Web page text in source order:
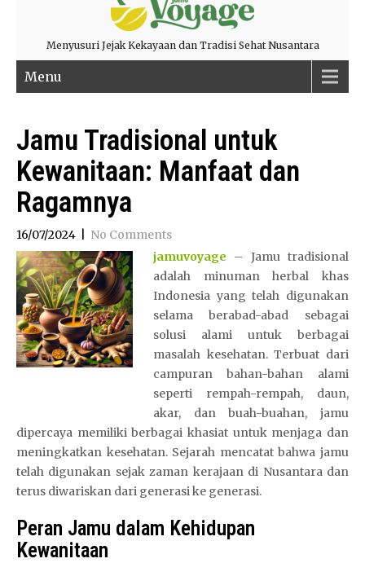
Menyusuri Jejak Kekayaan dan Tradisi Sehat Nusantara
Menu
Jamu Tradisional untuk
Kewanitaan: Manfaat dan
Ragamnya
16/07/2024
No Comments
jamuvoyage – Jamu tradisional
adalah minuman herbal khas
Indonesia yang telah digunakan
selama berabad-abad sebagai
solusi alami untuk berbagai
masalah kesehatan. Terbuat dari
campuran bahan-bahan alami
seperti rempah-rempah, daun,
akar, dan buah-buahan, jamu
dipercaya memiliki berbagai khasiat untuk menjaga dan
meningkatkan kesehatan. Sejarah mencatat bahwa jamu
telah digunakan sejak zaman kerajaan di Nusantara dan
terus diwariskan dari generasi ke generasi.
Peran Jamu dalam Kehidupan
Kewanitaan